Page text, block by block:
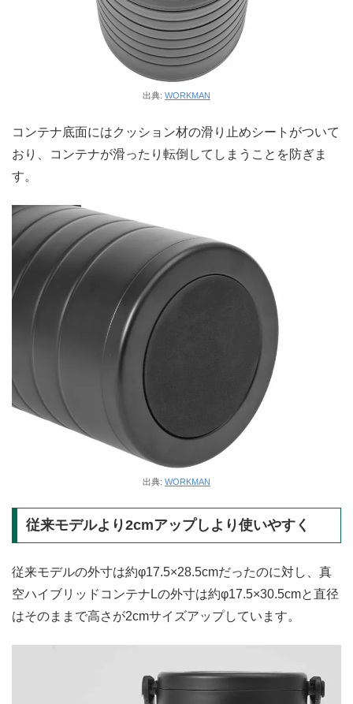
出典: WORKMAN
コンテナ底面にはクッション材の滑り止めシートがついて
おり、コンテナが滑ったり転倒してしまうことを防ぎま
す。
出典: WORKMAN
従来モデルより2cmアップしより使いやすく
従来モデルの外寸は約φ17.5×28.5cmだったのに対し、真
空ハイブリッドコンテナLの外寸は約φ17.5×30.5cmと直径
はそのままで高さが2cmサイズアップしています。